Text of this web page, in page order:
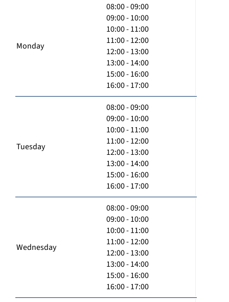
Monday
08:00 - 09:00
09:00 - 10:00
10:00 - 11:00
11:00 - 12:00
12:00 - 13:00
13:00 - 14:00
15:00 - 16:00
16:00 - 17:00
Tuesday
08:00 - 09:00
09:00 - 10:00
10:00 - 11:00
11:00 - 12:00
12:00 - 13:00
13:00 - 14:00
15:00 - 16:00
16:00 - 17:00
Wednesday
08:00 - 09:00
09:00 - 10:00
10:00 - 11:00
11:00 - 12:00
12:00 - 13:00
13:00 - 14:00
15:00 - 16:00
16:00 - 17:00